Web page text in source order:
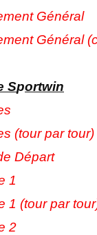
Général
Général
Sportwin
(tour par tour)
Départ
1
1 (tour par
2